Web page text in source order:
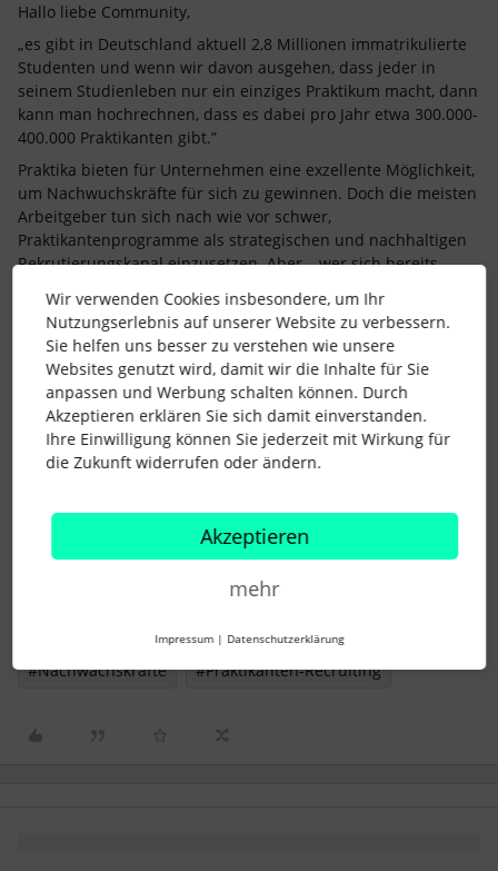
Hallo liebe Community,
„es gibt in Deutschland aktuell 2,8 Millionen immatrikulierte
Studenten und wenn wir davon ausgehen, dass jeder in
seinem Studienleben nur ein einziges Praktikum macht, dann
kann man hochrechnen, dass es dabei pro Jahr etwa 300.000-
400.000 Praktikanten gibt.”
Praktika bieten für Unternehmen eine exzellente Möglichkeit,
um Nachwuchskräfte für sich zu gewinnen. Doch die meisten
Arbeitgeber tun sich nach wie vor schwer,
Praktikantenprogramme als strategischen und nachhaltigen
Rekrutierungskanal einzusetzen. Aber – wer sich bereits
Einflussfaktoren widmet, der kann von langfristigen Effekten
bei der Talentgewinnung profitieren. Marcel Rütten gibt in
diesem Beitrag Anhaltspunkte und Beispiele dafür, wie dies
erfolgreich funktionieren kann.
Was ist Eure Meinung zu diesem Thema und habt vielleicht
auch Ihr bereits Erfahrungen im Praktikanten-Recruiting
Euer Personio Community Team
#Nachwachskräfte #Praktikanten-Recruiting
Wir verwenden Cookies insbesondere, um Ihr
Nutzungserlebnis auf unserer Website zu verbessern.
Sie helfen uns besser zu verstehen wie unsere
Websites genutzt wird, damit wir die Inhalte für Sie
anpassen und Werbung schalten können. Durch
Akzeptieren erklären Sie sich damit einverstanden.
Ihre Einwilligung können Sie jederzeit mit Wirkung für
die Zukunft widerrufen oder ändern.
Akzeptieren
mehr
Impressum | Datenschutzerklärung